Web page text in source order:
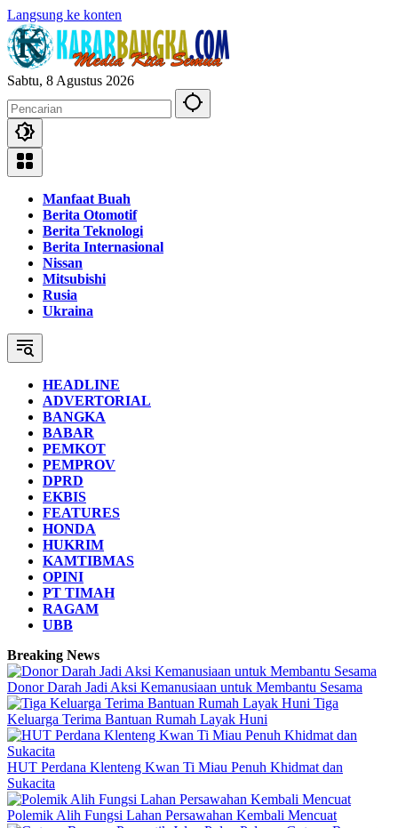
Langsung ke konten
Sabtu, 8 Agustus 2026
Manfaat Buah
Berita Otomotif
Berita Teknologi
Berita Internasional
Nissan
Mitsubishi
Rusia
Ukraina
HEADLINE
ADVERTORIAL
BANGKA
BABAR
PEMKOT
PEMPROV
DPRD
EKBIS
FEATURES
HONDA
HUKRIM
KAMTIBMAS
OPINI
PT TIMAH
RAGAM
UBB
Breaking News
Donor Darah Jadi Aksi Kemanusiaan untuk Membantu Sesama
Tiga
Keluarga Terima Bantuan Rumah Layak Huni
HUT Perdana Klenteng Kwan Ti Miau Penuh Khidmat dan
Sukacita
Polemik Alih Fungsi Lahan Persawahan Kembali Mencuat